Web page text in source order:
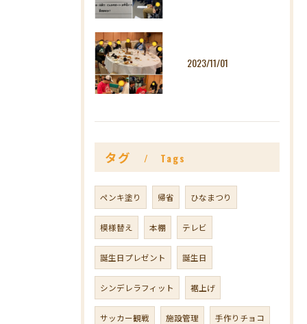
2023/11/01
タグ Tags
ペンキ塗り 帰省 ひなまつり
模様替え 本棚 テレビ
誕生日プレゼント 誕生日
シンデレラフィット 裾上げ
サッカー観戦 施設管理 手作りチョコ